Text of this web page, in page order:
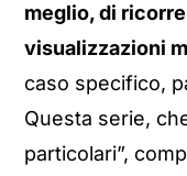
meglio, di
visualizzazioni
caso specifico,
Questa serie,
particolari”,